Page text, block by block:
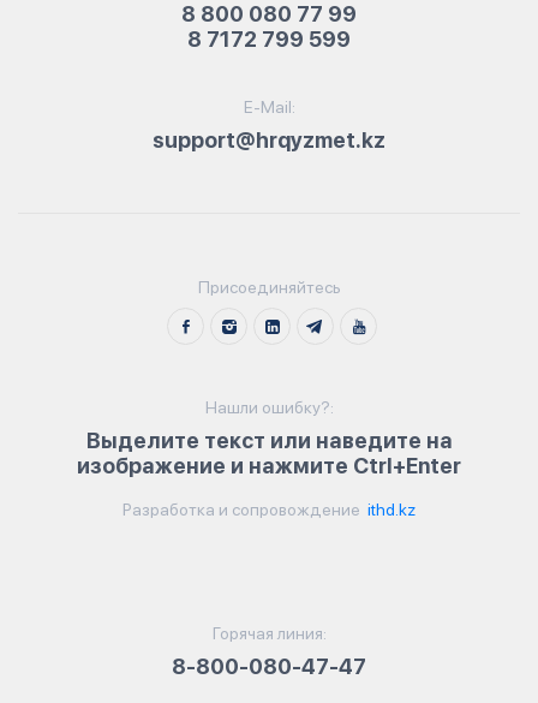
8 800 080 77 99
8 7172 799 599
E-Mail:
support@hrqyzmet.kz
Присоединяйтесь
Нашли ошибку?:
Выделите текст или наведите на
изображение и нажмите Ctrl+Enter
Разработка и сопровождение ithd.kz
Горячая линия:
8-800-080-47-47